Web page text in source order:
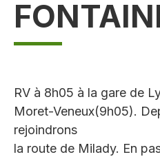
RV à 8h05 à la gare de
Moret-Veneux(9h05).
rejoindrons
la route de Milady. En